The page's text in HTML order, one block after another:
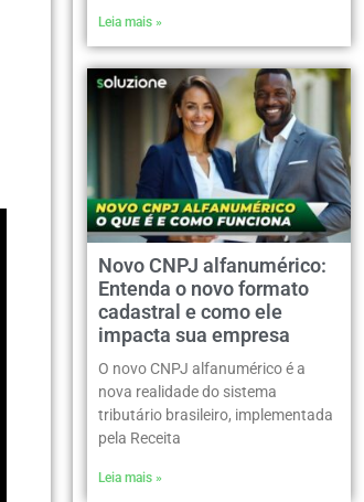
Leia mais »
Novo CNPJ alfanumérico:
Entenda o novo formato
cadastral e como ele
impacta sua empresa
O novo CNPJ alfanumérico é a
nova realidade do sistema
tributário brasileiro, implementada
pela Receita
Leia mais »